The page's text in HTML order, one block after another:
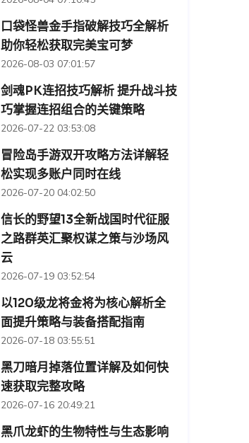
口袋怪兽金手指破解技巧全解析
助你轻松获取完美宝可梦
2026-08-03 07:01:57
剑魂PK连招技巧解析 提升战斗技
巧掌握连招组合的关键策略
2026-07-22 03:53:08
冒险岛手游双开攻略方法详解轻
松实现多账户同时在线
2026-07-20 04:02:50
信长的野望13全新战国时代征服
之路群英汇聚权谋之策与沙场风
云
2026-07-19 03:52:54
以120级龙将金将为核心解析全
面提升策略与装备搭配指南
2026-07-18 03:55:51
黑刀暗月掉落位置详解及如何快
速获取完整攻略
2026-07-16 20:49:21
黑爪龙虾的生物特性与生态影响